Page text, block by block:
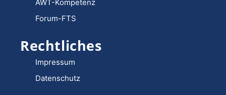
AWT-Kompetenz
Forum-FTS
Rechtliches
Impressum
Datenschutz